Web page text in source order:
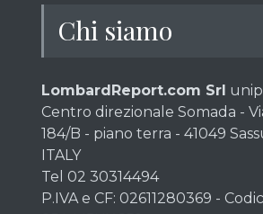
Chi siamo
LombardReport.com Srl
Centro direzionale Somada -
184/B - piano terra - 41049
ITALY
Tel 02 30314494
P.IVA e CF: 02611280369 -